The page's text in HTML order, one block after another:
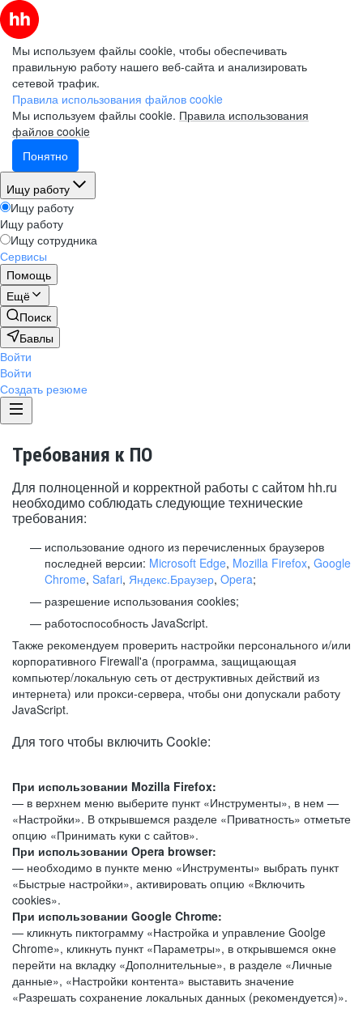
Мы используем файлы cookie, чтобы обеспечивать
правильную работу нашего веб-сайта и анализировать
сетевой трафик.
Правила использования файлов cookie
Мы используем файлы cookie. Правила использования
файлов cookie
Понятно
Ищу работу
Ищу работу
Ищу работу
Ищу сотрудника
Сервисы
Помощь
Ещё
Поиск
Бавлы
Войти
Войти
Создать резюме
Требования к ПО
Для полноценной и корректной работы с сайтом hh.ru
необходимо соблюдать следующие технические
требования:
использование одного из перечисленных браузеров
последней версии: Microsoft Edge, Mozilla Firefox, Google
Chrome, Safari, Яндекс.Браузер, Opera;
разрешение использования cookies;
работоспособность JavaScript.
Также рекомендуем проверить настройки персонального и/или
корпоративного Firewall'a (программа, защищающая
компьютер/локальную сеть от деструктивных действий из
интернета) или прокси-сервера, чтобы они допускали работу
JavaScript.
Для того чтобы включить Cookie:
При использовании Mozilla Firefox:
— в верхнем меню выберите пункт «Инструменты», в нем —
«Настройки». В открывшемся разделе «Приватность» отметьте
опцию «Принимать куки с сайтов».
При использовании Opera browser:
— необходимо в пункте меню «Инструменты» выбрать пункт
«Быстрые настройки», активировать опцию «Включить
cookies».
При использовании Google Chrome:
— кликнуть пиктограмму «Настройка и управление Goolge
Chrome», кликнуть пункт «Параметры», в открывшемся окне
перейти на вкладку «Дополнительные», в разделе «Личные
данные», «Настройки контента» выставить значение
«Разрешать сохранение локальных данных (рекомендуется)».